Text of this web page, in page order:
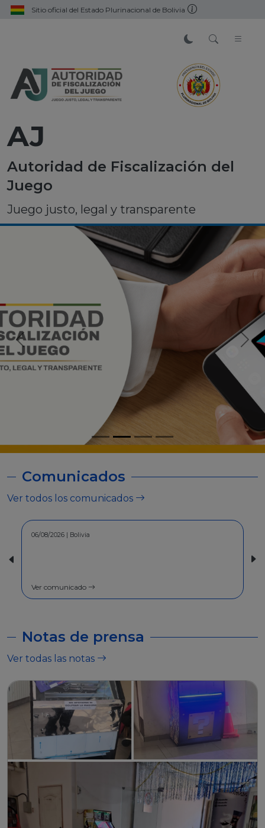
Sitio oficial del Estado Plurinacional de Bolivia
AJ
Autoridad de Fiscalización del
Juego
Juego justo, legal y transparente
Comunicados
Ver todos los comunicados
30/07/2026 | Bolivia
Ver comunicado
Notas de prensa
Ver todas las notas